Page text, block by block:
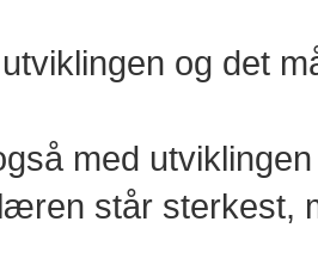
og det
med
står sterkest,